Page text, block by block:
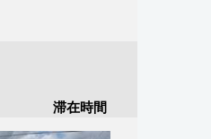
滞在時間